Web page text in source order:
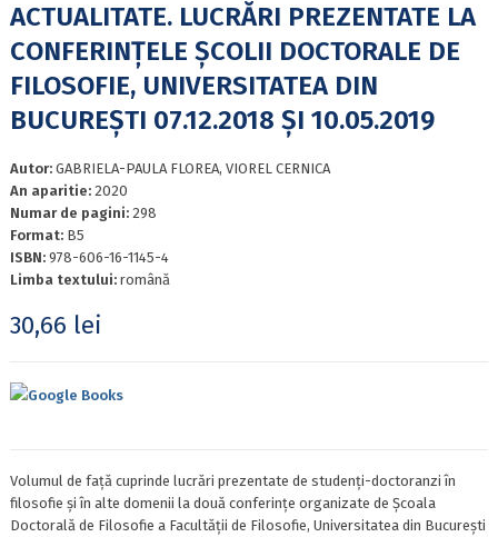
ACTUALITATE. LUCRĂRI PREZENTATE LA
CONFERINȚELE ȘCOLII DOCTORALE DE
FILOSOFIE, UNIVERSITATEA DIN
BUCUREȘTI 07.12.2018 ȘI 10.05.2019
Autor: GABRIELA-PAULA FLOREA, VIOREL CERNICA
An aparitie: 2020
Numar de pagini: 298
Format: B5
ISBN: 978-606-16-1145-4
Limba textului: română
30,66 lei
Google Books
Volumul de față cuprinde lucrări prezentate de studenți-doctoranzi în
filosofie și în alte domenii la două conferințe organizate de Școala
Doctorală de Filosofie a Facultății de Filosofie, Universitatea din București